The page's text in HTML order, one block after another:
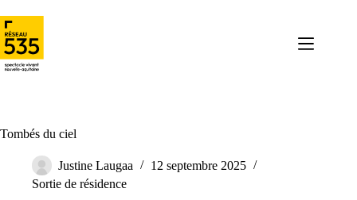
Tombés du ciel
Justine Laugaa
12 septembre 2025
Sortie de résidence